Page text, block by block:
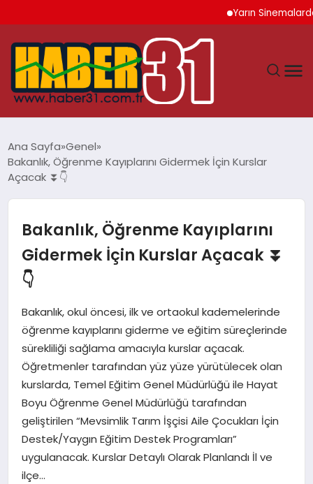
Yarın Sinemalarda 6
HATAY
GÜNDEM
MAGAZIN
SAĞLIK
TEKNOLOJI
Ana Sayfa Genel
Bakanlık, Öğrenme Kayıplarını Gidermek İçin Kurslar
Açacak ⏬👇
Bakanlık, Öğrenme Kayıplarını
Gidermek İçin Kurslar Açacak ⏬
👇
Bakanlık, okul öncesi, ilk ve ortaokul kademelerinde
öğrenme kayıplarını giderme ve eğitim süreçlerinde
sürekliliği sağlama amacıyla kurslar açacak.
Öğretmenler tarafından yüz yüze yürütülecek olan
kurslarda, Temel Eğitim Genel Müdürlüğü ile Hayat
Boyu Öğrenme Genel Müdürlüğü tarafından
geliştirilen “Mevsimlik Tarım İşçisi Aile Çocukları İçin
Destek/Yaygın Eğitim Destek Programları”
uygulanacak. Kurslar Detaylı Olarak Planlandı İl ve
ilçe…